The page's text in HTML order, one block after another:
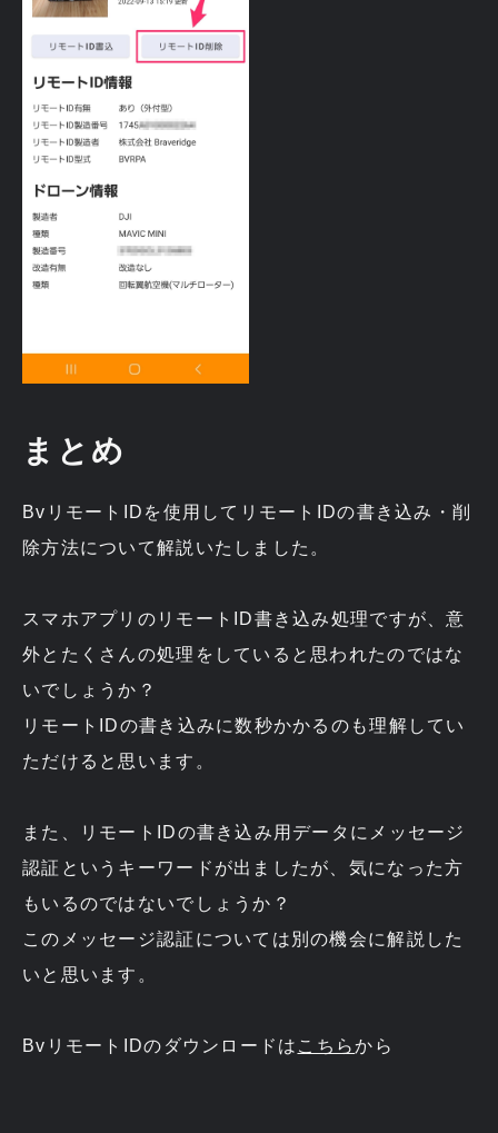
まとめ
BvリモートIDを使用してリモートIDの書き込み・削
除方法について解説いたしました。
スマホアプリのリモートID書き込み処理ですが、意
外とたくさんの処理をしていると思われたのではな
いでしょうか？
リモートIDの書き込みに数秒かかるのも理解してい
ただけると思います。
また、リモートIDの書き込み用データにメッセージ
認証というキーワードが出ましたが、気になった方
もいるのではないでしょうか？
このメッセージ認証については別の機会に解説した
いと思います。
BvリモートIDのダウンロードは こちらから